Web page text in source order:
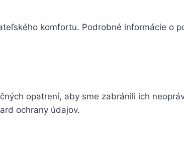
komfortu. Podrobné informácie o
opatrení, aby sme zabránili ich
ochrany údajov.